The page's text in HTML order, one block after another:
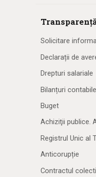
Solicitare
Declarații de
Drepturi salariale
Bilanțuri contabile
Buget
Achiziţii publice.
Registrul Unic al
Anticorupție
Contractul